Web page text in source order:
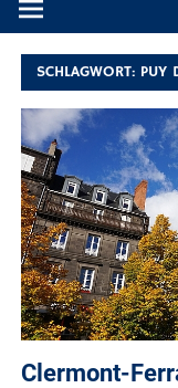
SCHLAGWORT: PUY
Clermont-